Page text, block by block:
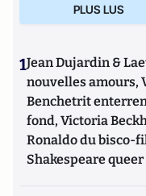
PLUS LUS
1Jean Dujardin &
nouvelles amours,
Benchetrit
fond, Victoria
Ronaldo du bisco-
Shakespeare queer